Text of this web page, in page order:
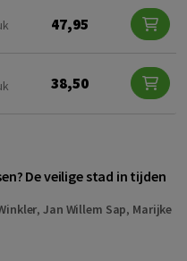
47,95
38,50
De veilige stad in tijden
,Jan Willem Sap, Marijke